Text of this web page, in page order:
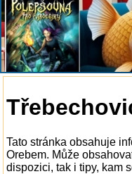
Tato stránka obsahuje
Orebem. Může
dispozici, tak i tipy, kam